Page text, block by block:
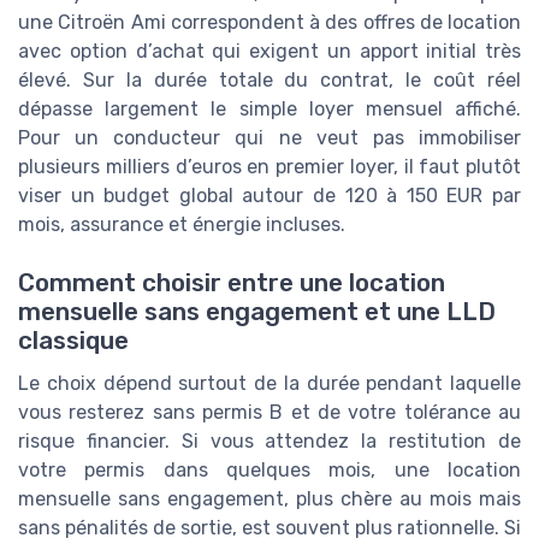
une Citroën Ami correspondent à des offres de location
avec option d’achat qui exigent un apport initial très
élevé. Sur la durée totale du contrat, le coût réel
dépasse largement le simple loyer mensuel affiché.
Pour un conducteur qui ne veut pas immobiliser
plusieurs milliers d’euros en premier loyer, il faut plutôt
viser un budget global autour de 120 à 150 EUR par
mois, assurance et énergie incluses.
Comment choisir entre une location
mensuelle sans engagement et une LLD
classique
Le choix dépend surtout de la durée pendant laquelle
vous resterez sans permis B et de votre tolérance au
risque financier. Si vous attendez la restitution de
votre permis dans quelques mois, une location
mensuelle sans engagement, plus chère au mois mais
sans pénalités de sortie, est souvent plus rationnelle. Si